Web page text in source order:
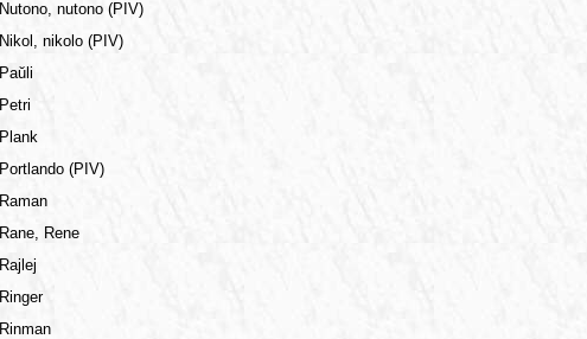
Nutono, nutono (PIV)
Nikol, nikolo (PIV)
Paŭli
Petri
Plank
Portlando (PIV)
Raman
Rane, Rene
Rajlej
Ringer
Rinman